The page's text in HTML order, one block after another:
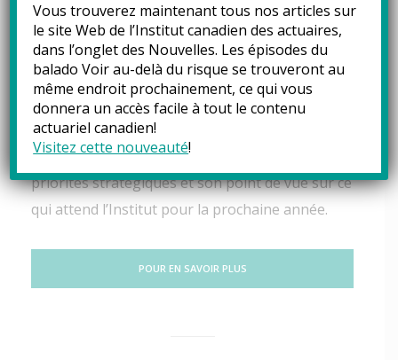
Hélène Pouliot, FICA, a terminé son mandat à la
présidence de l’ICA, passant ainsi le flambeau à
Steve Prince, FICA. Dans cet épisode, Hélène
nous fait part des choses qui l’ont surprise au
cours de son mandat, et nous explique les
priorités stratégiques et son point de vue sur ce
qui attend l’Institut pour la prochaine année.
POUR EN SAVOIR PLUS
Vous trouverez maintenant tous nos articles sur
le site Web de l’Institut canadien des actuaires,
dans l’onglet des Nouvelles. Les épisodes du
balado Voir au-delà du risque se trouveront au
même endroit prochainement, ce qui vous
donnera un accès facile à tout le contenu
actuariel canadien!
Visitez cette nouveauté!